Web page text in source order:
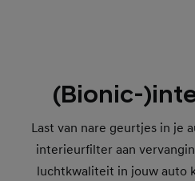
(Bionic-
Last van nare geurtjes in je
interieurfilter aan
luchtkwaliteit in jouw auto